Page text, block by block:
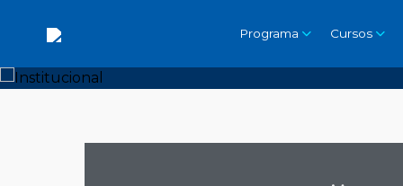
Programa Cursos